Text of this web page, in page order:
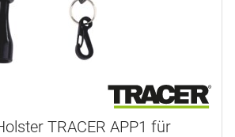
TRACER APP1 für